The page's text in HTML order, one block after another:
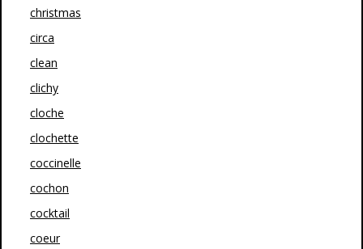
christmas
circa
clean
clichy
cloche
clochette
coccinelle
cochon
cocktail
coeur